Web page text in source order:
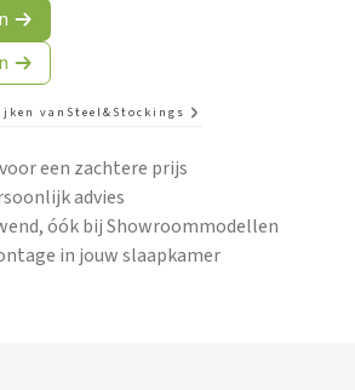
van Steel&Stockings
een zachtere prijs
advies
óók bij Showroommodellen
in jouw slaapkamer